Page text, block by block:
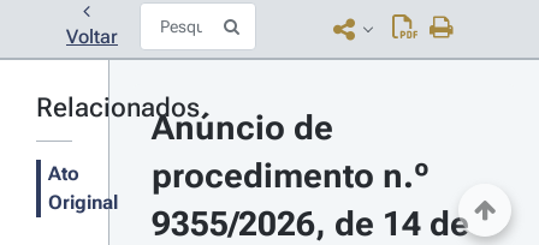
Voltar
Relacionados
Ato
Original
Anúncio de
procedimento n.º
9355/2026, de 14 de